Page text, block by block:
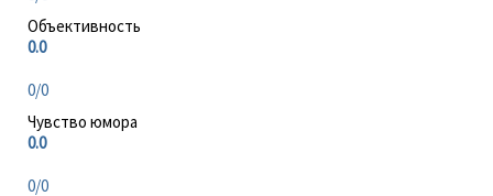
Объективность
0.0
0/0
Чувство юмора
0.0
0/0